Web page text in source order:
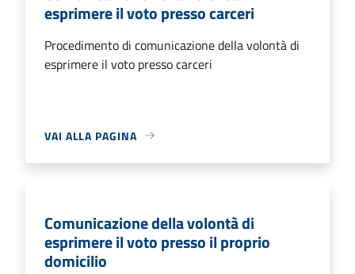
esprimere il voto presso carceri
Procedimento di comunicazione della volontà di
esprimere il voto presso carceri
VAI ALLA PAGINA
Comunicazione della volontà di
esprimere il voto presso il proprio
domicilio